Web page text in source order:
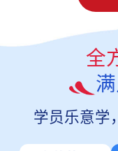
全
学员乐意学